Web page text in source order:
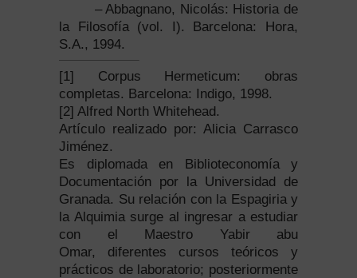
– Abbagnano, Nicolás: Historia de
la Filosofía (vol. I). Barcelona: Hora,
S.A., 1994.
[1] Corpus Hermeticum: obras
completas. Barcelona: Indigo, 1998.
[2] Alfred North Whitehead.
Artículo realizado por: Alicia Carrasco
Jiménez.
Es diplomada en Biblioteconomía y
Documentación por la Universidad de
Granada. Su relación con la Espagiria y
la Alquimia surge al ingresar a estudiar
con el Maestro Yabir abu
Omar, diferentes cursos teóricos y
prácticos de laboratorio; posteriormente